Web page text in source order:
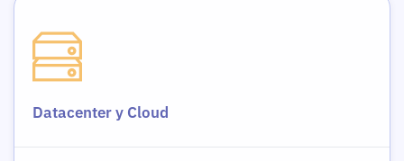
Datacenter y Cloud